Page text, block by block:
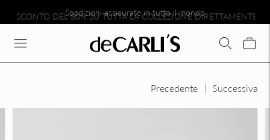
Spedizioni assicurate in tutto il mondo
SCONTO DEL 30% SU TUTTA LA COLLEZIONE DIRETTAMENTE
Precedente Successiva